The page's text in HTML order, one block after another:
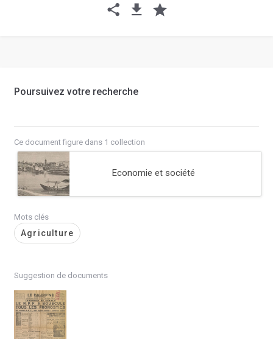
Poursuivez votre recherche
Ce document figure dans 1 collection
Economie et société
Mots clés
Agriculture
Suggestion de documents